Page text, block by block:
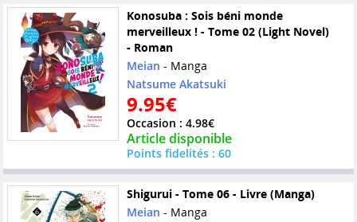
Konosuba : Sois béni monde
merveilleux ! - Tome 02 (Light Novel)
- Roman
Meian - Manga
Natsume Akatsuki
9.95€
Occasion : 4.98€
Article disponible
Points fidelités : 60
Shigurui - Tome 06 - Livre (Manga)
Meian - Manga